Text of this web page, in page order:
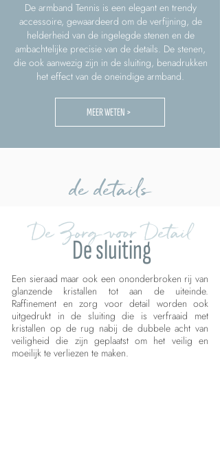
De armband Tennis is een elegant en trendy
accessoire, gewaardeerd om de verfijning, de
helderheid van de ingelegde stenen en de
ambachtelijke precisie van de details. De stenen,
die ook aanwezig zijn in de sluiting, benadrukken
het effect van de oneindige armband.
MEER WETEN >
de details
De Zorg voor Detail
De sluiting
Een sieraad maar ook een ononderbroken rij van
glanzende kristallen tot aan de uiteinde.
Raffinement en zorg voor detail worden ook
uitgedrukt in de sluiting die is verfraaid met
kristallen op de rug nabij de dubbele acht van
veiligheid die zijn geplaatst om het veilig en
moeilijk te verliezen te maken.